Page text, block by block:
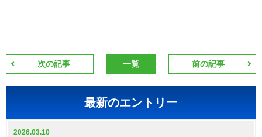
次の記事 一覧 前の記事
最新のエントリー
2026.03.10